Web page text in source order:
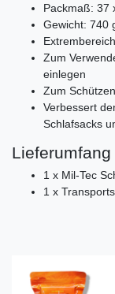
Packmaß: 37
Gewicht: 740
Zum
einlegen
Zum
Verbessert
Schlafsacks
Lieferumfang
1 x Mil-Tec
1 x